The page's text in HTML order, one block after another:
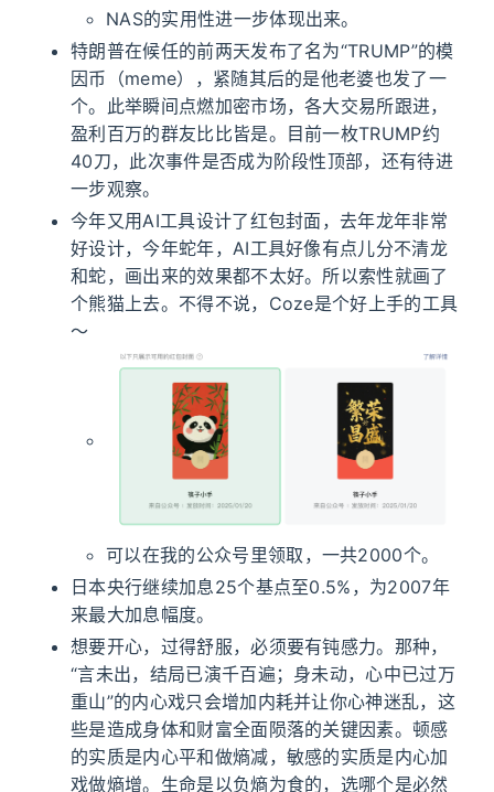
NAS的实用性进一步体现出来。
特朗普在候任的前两天发布了名为“TRUMP”的模
因币（meme），紧随其后的是他老婆也发了一
个。此举瞬间点燃加密市场，各大交易所跟进，
盈利百万的群友比比皆是。目前一枚TRUMP约
40刀，此次事件是否成为阶段性顶部，还有待进
一步观察。
今年又用AI工具设计了红包封面，去年龙年非常
好设计，今年蛇年，AI工具好像有点儿分不清龙
和蛇，画出来的效果都不太好。所以索性就画了
个熊猫上去。不得不说，Coze是个好上手的工具
～
可以在我的公众号里领取，一共2000个。
日本央行继续加息25个基点至0.5%，为2007年
来最大加息幅度。
想要开心，过得舒服，必须要有钝感力。那种，
“言未出，结局已演千百遍；身未动，心中已过万
重山”的内心戏只会增加内耗并让你心神迷乱，这
些是造成身体和财富全面陨落的关键因素。顿感
的实质是内心平和做熵减，敏感的实质是内心加
戏做熵增。生命是以负熵为食的，选哪个是必然